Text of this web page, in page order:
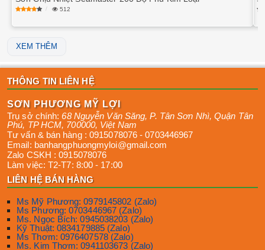
512
XEM THÊM
THÔNG TIN LIÊN HỆ
SƠN PHƯƠNG MỸ LỢI
Trụ sở chính:68 Nguyễn Văn Săng, P. Tân Sơn Nhì,Quận Tân
Phú, TP HCM, 700000, Việt Nam
Tư vấn & bán hàng : 0915078076 -0703446967
Email: banhangphuongmyloi@gmail.com
Zalo CSKH :0915078076
Làm việc: T2-T7: 8:00 - 17:00
LIÊN HỆ BÁN HÀNG
Ms Mỹ Phương: 0979145802 (Zalo)
Ms Phương: 0703446967 (Zalo)
Ms. Ngọc Bích: 0945038203 (Zalo)
Kỹ Thuật: 0834179885 (Zalo)
Ms Thơm: 0976407578 (Zalo)
Ms. Kim Thơm: 0941103673 (Zalo)